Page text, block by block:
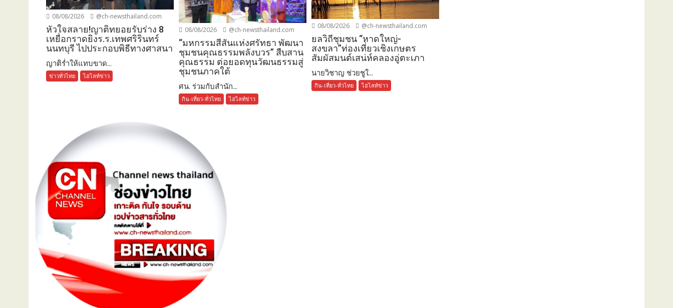
08/08/2026 @ch-newsthailand.com
หัวใจสลาย!ญาติทยอยรับร่าง 8
เหยื่อกราดยิงร.ร.เทพศริรินทร์
นนทบุรี ไปประกอบพิธีทางศาสนา
ญาติร่ำให้แทบขาด...
ข่าวทั่วไทย ไฮไลท์ข่าว
08/08/2026 @ch-newsthailand.com
“มหกรรมสีสันแห่งศรัทธา พัฒนา
ชุมชนคุณธรรมพลังบวร” สืบสาน
คุณธรรม ต่อยอดทุนวัฒนธรรมสู่
ชุมชนภาคใต้
ศน. ร่วมกับสำนัก...
กิน-เที่ยว-ทั่วไทย ไฮไลท์ข่าว
08/08/2026 @ch-newsthailand.com
ยลวิถีชุมชน “หาดใหญ่-
สงขลา”ท่องเที่ยวเชิงเกษตร
สัมผัสมนต์เสน่ห์คลองอู่ตะเภา
นายวิชาญ ช่วยชูใ...
กิน-เที่ยว-ทั่วไทย ไฮไลท์ข่าว